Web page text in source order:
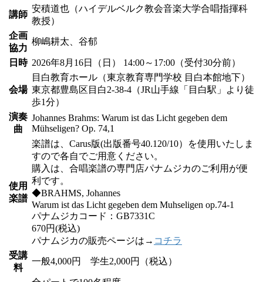
講師
安積道也（ハイデルベルク教会音楽大学合唱指揮科
教授）
企画
協力
柳嶋耕太、谷郁
日時 2026年8月16日（日） 14:00～17:00（受付30分前）
会場
目白教育ホール（東京教育専門学校 目白本館地下）
東京都豊島区目白2-38-4（JR山手線「目白駅」より徒
歩1分）
演奏
曲
Johannes Brahms: Warum ist das Licht gegeben dem
Mühseligen? Op. 74,1
使用
楽譜
楽譜は、Carus版(出版番号40.120/10）を使用いたしま
すので各自でご用意ください。
購入は、合唱楽譜の専門店パナムジカのご利用が便
利です。
◆BRAHMS, Johannes
Warum ist das Licht gegeben dem Muhseligen op.74-1
パナムジカコード：GB7331C
670円(税込)
パナムジカの販売ページは→ コチラ
受講
料
一般4,000円 学生2,000円（税込）